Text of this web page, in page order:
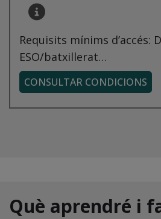
Requisits mínims d’accés:
ESO/batxillerat…
CONSULTAR CONDICIONS
Què aprendré i